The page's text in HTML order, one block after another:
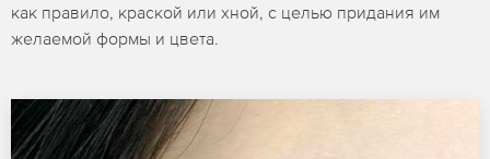
как правило, краской или хной, с целью придания им
желаемой формы и цвета.